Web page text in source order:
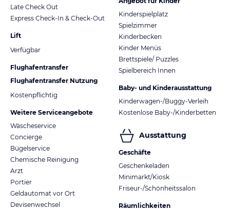
Late Check Out
Express Check-In & Check-Out
Lift
Verfügbar
Flughafentransfer
Flughafentransfer Nutzung
Kostenpflichtig
Weitere Serviceangebote
Wäscheservice
Concierge
Bügelservice
Chemische Reinigung
Arzt
Portier
Geldautomat vor Ort
Devisenwechsel
Kinderspielplatz
Spielzimmer
Kinderbecken
Kinder Menüs
Brettspiele/ Puzzles
Spielbereich Innen
Baby- und Kinderausstattung
Kinderwagen-/Buggy-Verleih
Kostenlose Baby-/Kinderbetten
Ausstattung
Geschäfte
Geschenkeladen
Minimarkt/Kiosk
Friseur-/Schönheitssalon
Räumlichkeiten